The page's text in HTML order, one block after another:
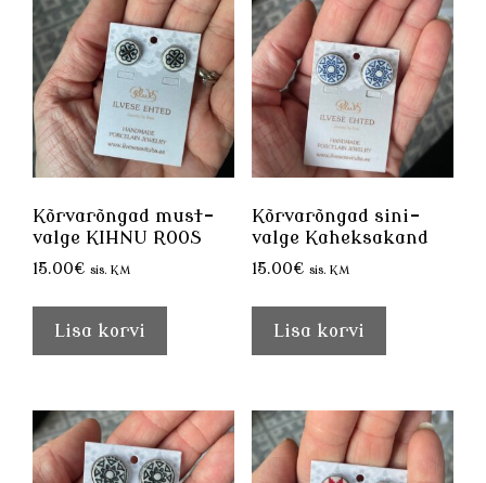
Kõrvarõngad must-
valge KIHNU ROOS
15.00€ sis. KM
Lisa korvi
Kõrvarõngad sini-
valge Kaheksakand
15.00€ sis. KM
Lisa korvi